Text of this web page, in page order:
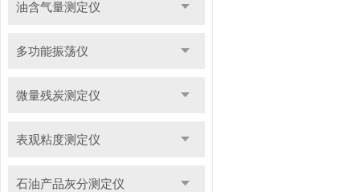
油含气量测定仪
多功能振荡仪
微量残炭测定仪
表观粘度测定仪
石油产品灰分测定仪